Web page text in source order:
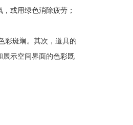
或用绿色消除疲劳；
彩斑斓。其次，道具的
展示空间界面的色彩既